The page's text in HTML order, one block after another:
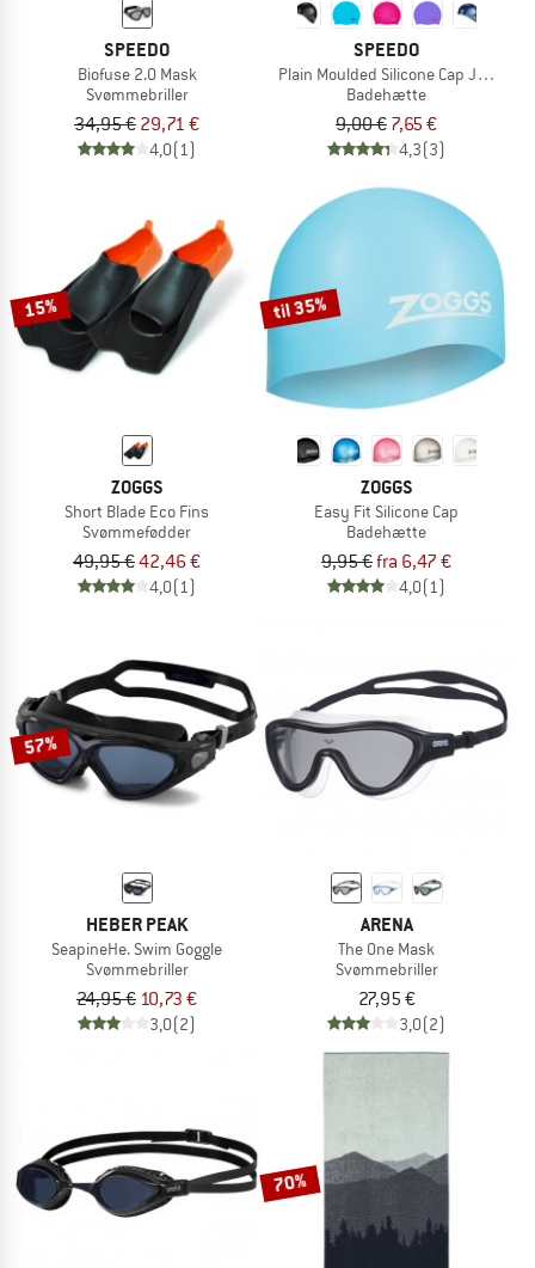
SPEEDO
Biofuse 2.0 Mask
Svømmebriller
34,95 € 29,71 €
4,0(1)
SPEEDO
Plain Moulded Silicone Cap Junior
Badehætte
9,00 € 7,65 €
4,3(3)
15%
ZOGGS
Short Blade Eco Fins
Svømmefødder
49,95 €42,46 €
4,0(1)
til 35%
ZOGGS
Easy Fit Silicone Cap
Badehætte
9,95 €fra 6,47 €
4,0(1)
57%
HEBER PEAK
SeapineHe. Swim Goggle
Svømmebriller
24,95 € 10,73 €
3,0(2)
ARENA
The One Mask
Svømmebriller
27,95 €
3,0(2)
70%